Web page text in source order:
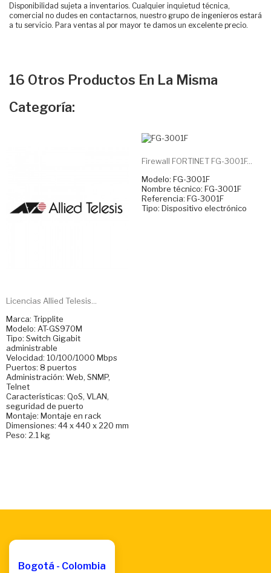
Disponibilidad sujeta a inventarios. Cualquier inquietud técnica,
comercial no dudes en contactarnos, nuestro grupo de ingenieros estará
a tu servicio. Para ventas al por mayor te damos un excelente precio.
16 Otros Productos En La Misma
Categoría:
Licencias Allied Telesis...
Marca: Tripplite
Modelo: AT-GS970M
Tipo: Switch Gigabit
administrable
Velocidad: 10/100/1000 Mbps
Puertos: 8 puertos
Administración: Web, SNMP,
Telnet
Características: QoS, VLAN,
seguridad de puerto
Montaje: Montaje en rack
Dimensiones: 44 x 440 x 220 mm
Peso: 2.1 kg
Firewall FORTINET FG-3001F...
Modelo: FG-3001F
Nombre técnico: FG-3001F
Referencia: FG-3001F
Tipo: Dispositivo electrónico
Bogotá - Colombia